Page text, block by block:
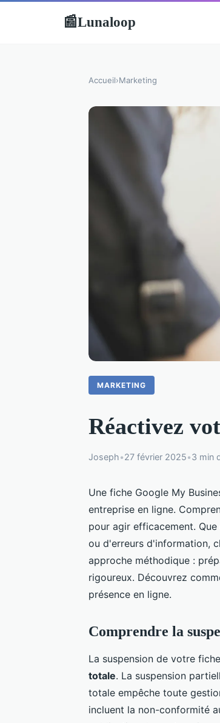
📰Lunaloop
Accueil›Marketing
MARKETING
Réactivez
Joseph•27 février 2025•3 min
Une fiche Google My
entreprise en ligne.
pour agir efficacement.
ou d'erreurs d'information,
approche méthodique :
rigoureux. Découvrez
présence en ligne.
Comprendre la
La suspension de votre
totale. La suspension
totale empêche toute
incluent la non-conformité